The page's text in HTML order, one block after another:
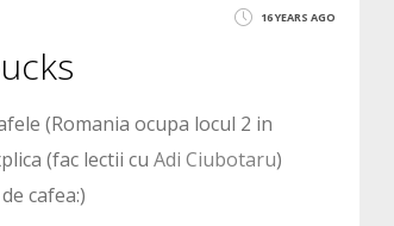
16 YEARS AGO
(Romania ocupa locul 2 in
(fac lectii cu Adi Ciubotaru)
cafea:)